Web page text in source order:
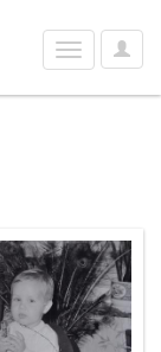
User
Toggle
navigation